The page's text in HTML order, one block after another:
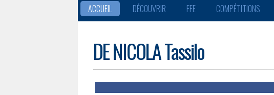
ACCUEIL DÉCOUVRIR FFE COMPÉTITIONS
DE NICOLA Tassilo